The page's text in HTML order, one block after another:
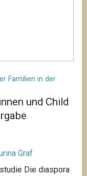
Familien in der
und Child
Graf
Die diaspora